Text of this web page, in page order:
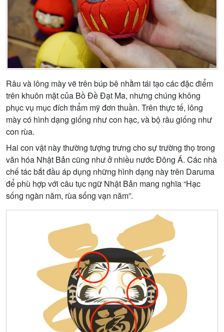
Râu và lông mày vẽ trên búp bê nhằm tái tạo các đặc điểm
trên khuôn mặt của Bồ Đề Đạt Ma, nhưng chúng không
phục vụ mục đích thẩm mỹ đơn thuần. Trên thực tế, lông
mày có hình dạng giống như con hạc, và bộ râu giống như
con rùa.
Hai con vật này thường tượng trưng cho sự trường thọ trong
văn hóa Nhật Bản cũng như ở nhiều nước Đông Á. Các nhà
chế tác bắt đầu áp dụng những hình dạng này trên Daruma
để phù hợp với câu tục ngữ Nhật Bản mang nghĩa “Hạc
sống ngàn năm, rùa sống vạn năm”.